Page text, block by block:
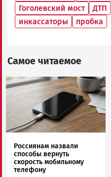
Гоголевский мост
ДТП
инкассаторы
пробка
Самое читаемое
Image
Россиянам назвали
способы вернуть
скорость мобильному
телефону